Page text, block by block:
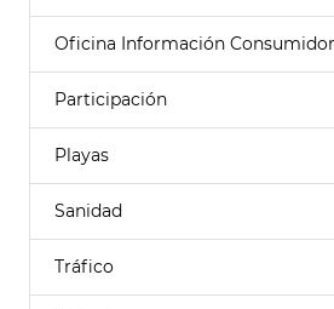
Oficina Información Consumidor
Participación
Playas
Sanidad
Tráfico